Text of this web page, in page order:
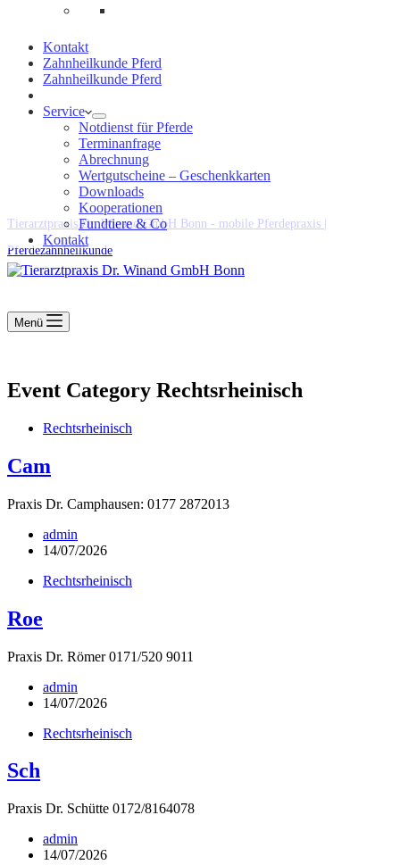
Kontakt
Zahnheilkunde Pferd
Zahnheilkunde Pferd
Service
Notdienst für Pferde
Terminanfrage
Abrechnung
Wertgutscheine – Geschenkkarten
Downloads
Kooperationen
Fundtiere & Co
Kontakt
Tierarztpraxis Dr. Winand GmbH Bonn - mobile Pferdepraxis |
Pferdezahnheilkunde
Menü
Event Category Rechtsrheinisch
Rechtsrheinisch
Cam
Praxis Dr. Camphausen: 0177 2872013
admin
14/07/2026
Rechtsrheinisch
Roe
Praxis Dr. Römer 0171/520 9011
admin
14/07/2026
Rechtsrheinisch
Sch
Praxis Dr. Schütte 0172/8164078
admin
14/07/2026